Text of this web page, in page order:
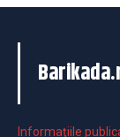
Informaţiile